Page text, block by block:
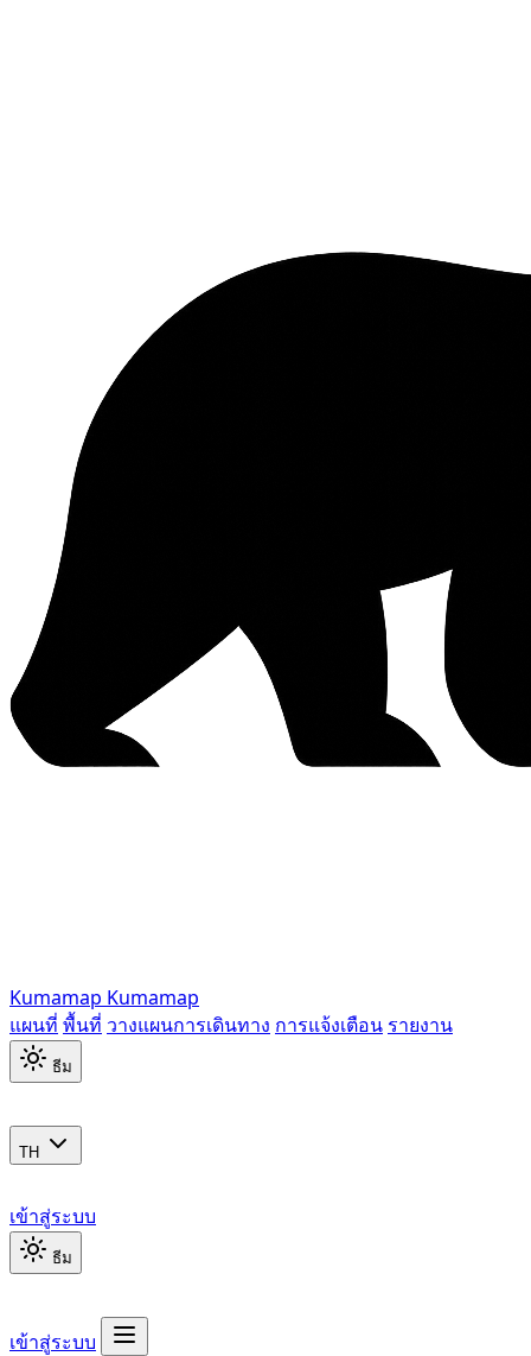
Kumamap Kumamap
แผนที่ พื้นที่ วางแผนการเดินทาง การแจ้งเตือน รายงาน
ธีม
TH
เข้าสู่ระบบ
ธีม
เข้าสู่ระบบ